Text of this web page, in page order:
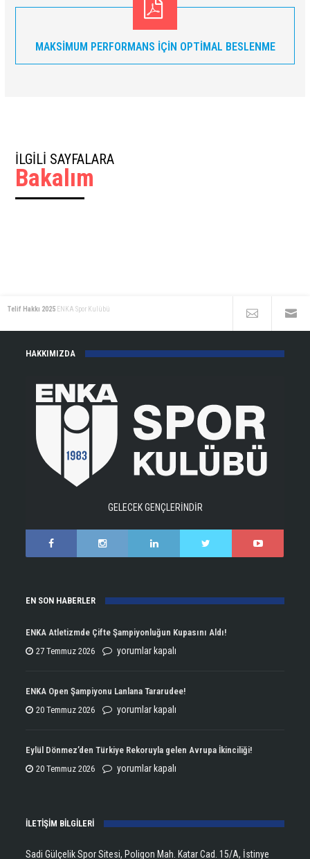
MAKSİMUM PERFORMANS İÇİN OPTİMAL BESLENME
İLGİLİ SAYFALARA
Bakalım
Telif Hakkı 2025 ENKA Spor Kulübü
HAKKIMIZDA
GELECEK GENÇLERİNDİR
EN SON HABERLER
ENKA Atletizmde Çifte Şampiyonluğun Kupasını Aldı!
27 Temmuz 2026
ENKA
Çifte
Şampiyonluğun
yorumlar kapalı
ENKA Open Şampiyonu Lanlana Tararudee!
20 Temmuz 2026
ENKA
Şampiyonu
Lanlana
yorumlar kapalı
Eylül Dönmez’den Türkiye Rekoruyla gelen Avrupa İkinciliği!
20 Temmuz 2026
Eylül
Rekoruyla
yorumlar kapalı
İLETİŞİM BİLGİLERİ
Sadi Gülçelik Spor Sitesi, Poligon Mah. Katar Cad. 15/A, İstinye